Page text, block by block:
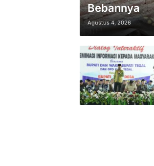
Bebannya
Agustus 4, 2026